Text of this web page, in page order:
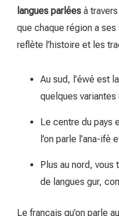
langues parlées à
que chaque région a
reflète l’histoire et les
Au sud, l’éwé est
quelques
Le centre du pays
l’on parle l’ana-ifè
Plus au nord, vous
de langues gur,
Le français qu’on parle